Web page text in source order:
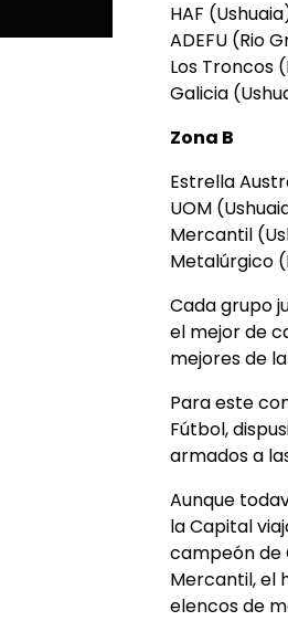
HAF
ADEFU (Rio
Los Troncos
Galicia
Zona B
Estrella
UOM
Mercantil
Metalúrgico
Cada grupo
el mejor de
mejores de
Para este
Fútbol,
armados a
Aunque
la Capital
campeón de
Mercantil, el
elencos de